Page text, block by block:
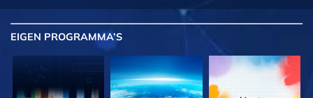
EIGEN PROGRAMMA’S